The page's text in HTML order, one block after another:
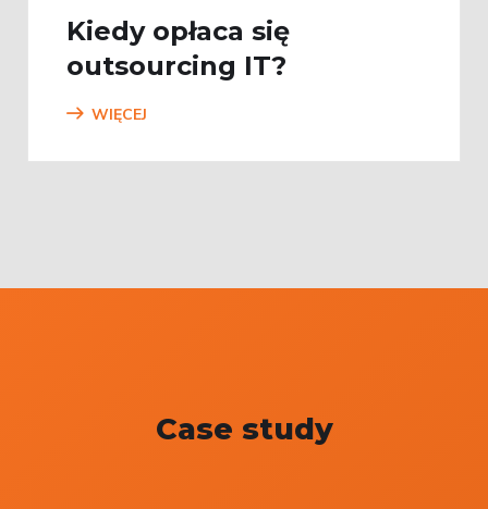
Kiedy opłaca się
outsourcing IT?
WIĘCEJ
Case study